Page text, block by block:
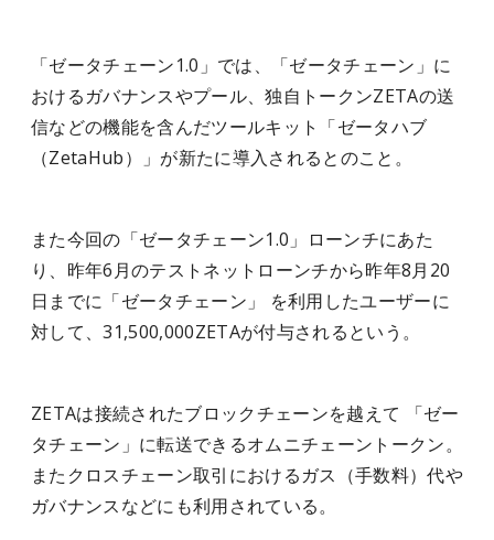
「ゼータチェーン1.0」では、「ゼータチェーン」に
おけるガバナンスやプール、独自トークンZETAの送
信などの機能を含んだツールキット「ゼータハブ
（ZetaHub）」が新たに導入されるとのこと。
また今回の「ゼータチェーン1.0」ローンチにあた
り、昨年6月のテストネットローンチから昨年8月20
日までに「ゼータチェーン」 を利用したユーザーに
対して、31,500,000ZETAが付与されるという。
ZETAは接続されたブロックチェーンを越えて 「ゼー
タチェーン」に転送できるオムニチェーントークン。
またクロスチェーン取引におけるガス（手数料）代や
ガバナンスなどにも利用されている。